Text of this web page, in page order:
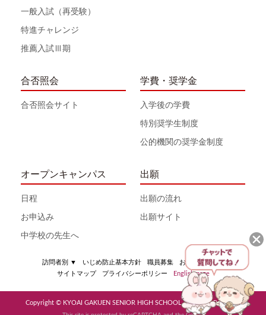
一般入試（再受験）
特進チャレンジ
推薦入試Ⅲ期
合否照会
合否照会サイト
学費・奨学金
入学後の学費
特別奨学生制度
公的機関の奨学金制度
オープンキャンパス
日程
お申込み
中学校の先生へ
出願
出願の流れ
出願サイト
訪問者別 ▼ いじめ防止基本方針 職員募集
お問い合わせ
サイトマップ
プライバシーポリシー English page
Copyright © KYOAI GAKUEN SENIOR HIGH SCHOOL All Rights Reserved